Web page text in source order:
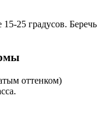
25 градусов. Беречь
оттенком)